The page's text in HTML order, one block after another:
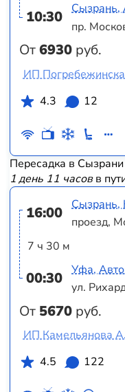
10:30
От6930 руб.
Сызрань,
пр.
ИП
4.3
12
Пересадка в
1 день 11 часовв
16:00
7 ч 30 м
00:30
От 5670 руб.
Сызрань,
проезд,
Уфа,
ул.
ИП Камельянова
4.5
122